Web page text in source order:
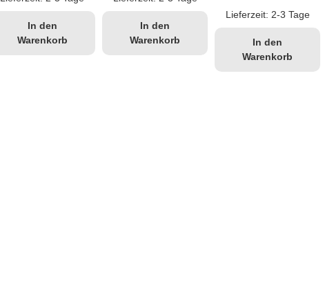
In den
Warenkorb
In den
Warenkorb
Lieferzeit: 2-3 Tage
In den
Warenkorb